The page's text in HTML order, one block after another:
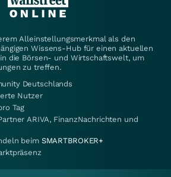
Alleinstellungsmerkmal als den
Wissens-Hub für einen aktuellen
die Börsen- und Wirtschaftswelt, um
zu treffen.
Deutschlands
Nutzer
Tag
ARIVA, FinanzNachrichten und
beim SMARTBROKER+